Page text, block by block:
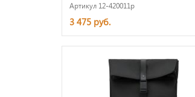
Артикул 12-420011p
3 475 руб.